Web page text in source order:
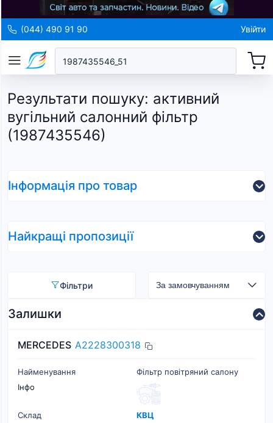
(044) 490 91 90 Увійти
Результати пошуку: активний
вугільний салонний фільтр
(1987435546)
Інформація про товар
Найкращі пропозиції
Фільтри
Залишки
MERCEDES A2228300318
Найменування
Фільтр повітряний салону
Інфо
Склад
КВЦ